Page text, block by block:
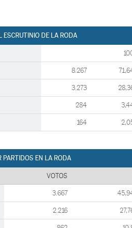
ESCRUTINIO DE LA RODA
8.267
3.273
284
164
PARTIDOS EN LA RODA
VOTOS
3.667
2.216